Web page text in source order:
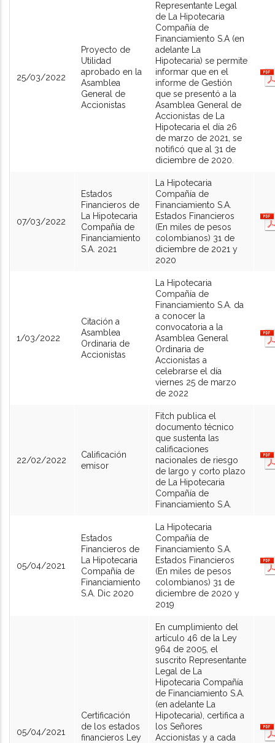
25/03/2022
Proyecto de
Utilidad
aprobado en la
Asamblea
General de
Accionistas
Representante Legal
de La Hipotecaria
Compañía de
Financiamiento S.A (en
adelante La
Hipotecaria) se permite
informar que en el
informe de Gestión
que se presentó a la
Asamblea General de
Accionistas de La
Hipotecaria el día 26
de marzo de 2021, se
notificó que al 31 de
diciembre de 2020.
07/03/2022
Estados
Financieros de
La Hipotecaria
Compañía de
Financiamiento
S.A. 2021
La Hipotecaria
Compañía de
Financiamiento S.A.
Estados Financieros
(En miles de pesos
colombianos) 31 de
diciembre de 2021 y
2020
1/03/2022
Citación a
Asamblea
Ordinaria de
Accionistas
La Hipotecaria
Compañía de
Financiamiento S.A. da
a conocer la
convocatoria a la
Asamblea General
Ordinaria de
Accionistas a
celebrarse el día
viernes 25 de marzo
de 2022
22/02/2022
Calificación
emisor
Fitch publica el
documento técnico
que sustenta las
calificaciones
nacionales de riesgo
de largo y corto plazo
de La Hipotecaria
Compañía de
Financiamiento S.A.
05/04/2021
Estados
Financieros de
La Hipotecaria
Compañía de
Financiamiento
S.A. Dic 2020
La Hipotecaria
Compañía de
Financiamiento S.A.
Estados Financieros
(En miles de pesos
colombianos) 31 de
diciembre de 2020 y
2019
05/04/2021
Certificación
de los estados
financieros Ley
En cumplimiento del
artículo 46 de la Ley
964 de 2005, el
suscrito Representante
Legal de La
Hipotecaria Compañía
de Financiamiento S.A.
(en adelante La
Hipotecaria), certifica a
los Señores
Accionistas y a cada